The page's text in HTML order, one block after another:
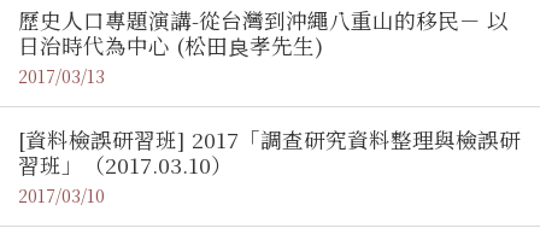
歷史人口專題演講-從台灣到沖繩八重山的移民－ 以
日治時代為中心 (松田良孝先生)
2017/03/13
[資料檢誤研習班] 2017「調查研究資料整理與檢誤研
習班」（2017.03.10）
2017/03/10